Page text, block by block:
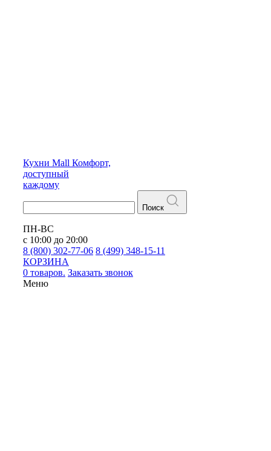
Кухни Mall Комфорт,
доступный
каждому
Поиск
ПН-ВС
с 10:00 до 20:00
8 (800) 302-77-06 8 (499) 348-15-11
КОРЗИНА
0 товаров. Заказать звонок
Меню